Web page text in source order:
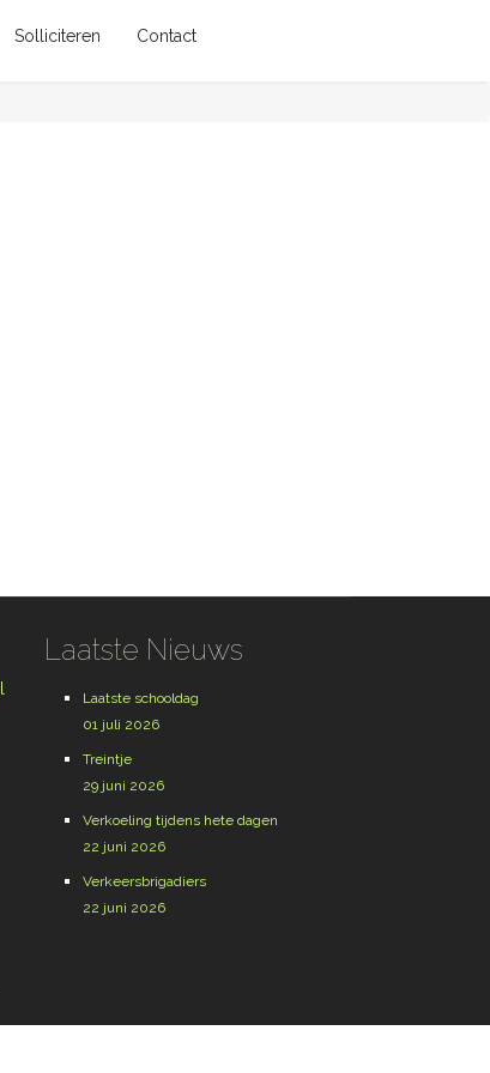
Solliciteren Contact
Laatste Nieuws
Laatste schooldag
01 juli 2026
Treintje
29 juni 2026
Verkoeling tijdens hete dagen
22 juni 2026
Verkeersbrigadiers
22 juni 2026